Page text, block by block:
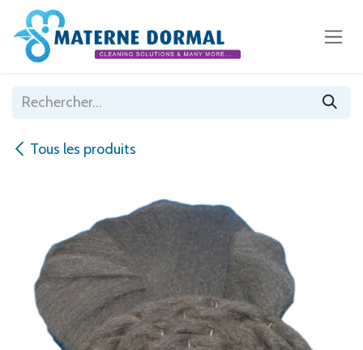
Se rendre au contenu
Tous les produits